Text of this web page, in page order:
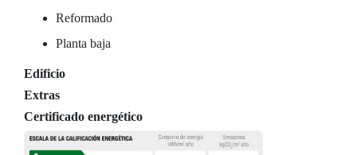
Reformado
Planta baja
Edificio
Extras
Certificado energético